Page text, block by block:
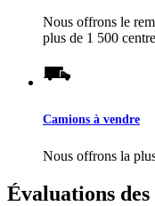
Nous offrons le
plus de 1 500
Camions à vendre
Nous offrons la
Évaluations